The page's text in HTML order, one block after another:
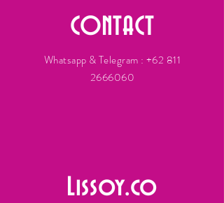
CONTACT
Whatsapp & Telegram : +62 811
2666060
Lissoy.co